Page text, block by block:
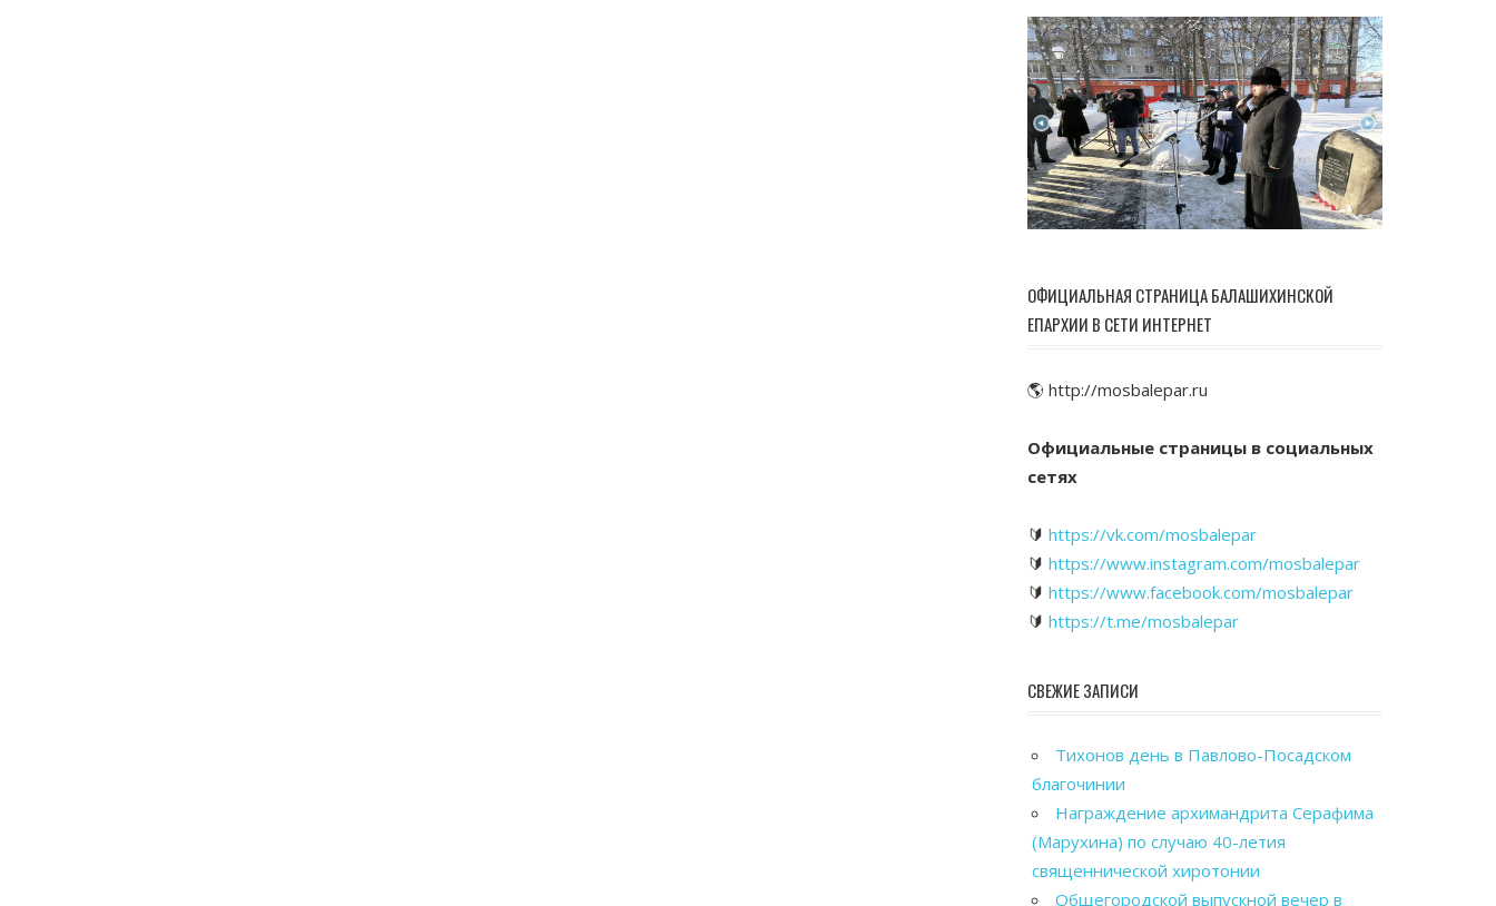
ОФИЦИАЛЬНАЯ СТРАНИЦА БАЛАШИХИНСКОЙ
ЕПАРХИИ В СЕТИ ИНТЕРНЕТ
🌎 http://mosbalepar.ru
Официальные страницы в социальных
сетях
🔰 https://vk.com/mosbalepar
🔰 https://www.instagram.com/mosbalepar
🔰 https://www.facebook.com/mosbalepar
🔰 https://t.me/mosbalepar
СВЕЖИЕ ЗАПИСИ
Тихонов день в Павлово-Посадском
благочинии
Награждение архимандрита Серафима
(Марухина) по случаю 40-летия
священнической хиротонии
Общегородской выпускной вечер в